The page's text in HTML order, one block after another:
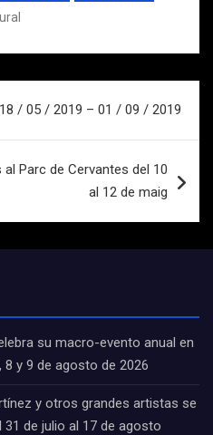
/ 05 / 2019 – 01 / 09 / 2019
Parc de Cervantes del 10
al 12 de maig
su macro-evento anual en
8 y 9 de agosto de 2026
y otros grandes artistas se
31 de julio al 17 de agosto